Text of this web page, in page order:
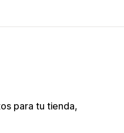
para tu tienda,